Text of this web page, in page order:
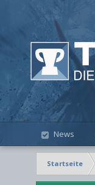
News
Startseite